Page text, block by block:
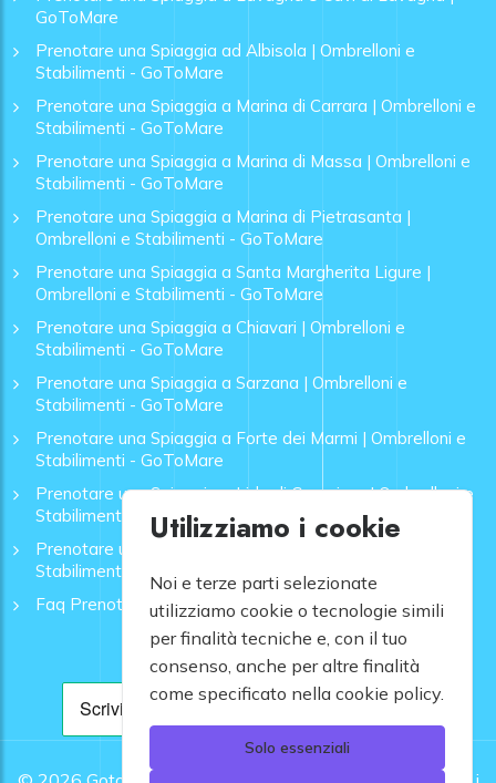
GoToMare
Prenotare una Spiaggia ad Albisola | Ombrelloni e
Stabilimenti - GoToMare
Prenotare una Spiaggia a Marina di Carrara | Ombrelloni e
Stabilimenti - GoToMare
Prenotare una Spiaggia a Marina di Massa | Ombrelloni e
Stabilimenti - GoToMare
Prenotare una Spiaggia a Marina di Pietrasanta |
Ombrelloni e Stabilimenti - GoToMare
Prenotare una Spiaggia a Santa Margherita Ligure |
Ombrelloni e Stabilimenti - GoToMare
Prenotare una Spiaggia a Chiavari | Ombrelloni e
Stabilimenti - GoToMare
Prenotare una Spiaggia a Sarzana | Ombrelloni e
Stabilimenti - GoToMare
Prenotare una Spiaggia a Forte dei Marmi | Ombrelloni e
Stabilimenti - GoToMare
Prenotare una Spiaggia a Lido di Camaiore | Ombrelloni e
Stabilimenti - GoToMare
Prenotare una Spiaggia a Rapallo | Ombrelloni e
Stabilimenti - GoToMare
Faq Prenotazione Spiagge
Utilizziamo i cookie
Noi e terze parti selezionate
utilizziamo cookie o tecnologie simili
per finalità tecniche e, con il tuo
consenso, anche per altre finalità
come specificato nella cookie policy.
Solo essenziali